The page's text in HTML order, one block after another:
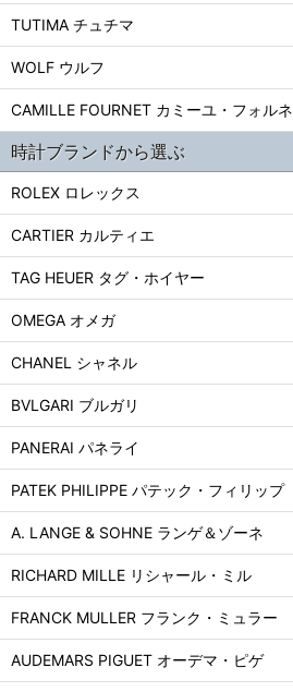
TUTIMA チュチマ
WOLF ウルフ
CAMILLE FOURNET カミーユ・フォルネ
時計ブランドから選ぶ
ROLEX ロレックス
CARTIER カルティエ
TAG HEUER タグ・ホイヤー
OMEGA オメガ
CHANEL シャネル
BVLGARI ブルガリ
PANERAI パネライ
PATEK PHILIPPE パテック・フィリップ
A. LANGE & SOHNE ランゲ＆ゾーネ
RICHARD MILLE リシャール・ミル
FRANCK MULLER フランク・ミュラー
AUDEMARS PIGUET オーデマ・ピゲ